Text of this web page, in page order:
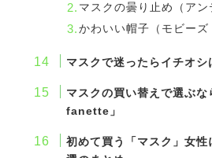
マスクの曇り止め（アン
かわいい帽子（モビー
マスクで迷ったらイチオシ
マスクの買い替えで選ぶな
fanette」
初めて買う「マスク」女